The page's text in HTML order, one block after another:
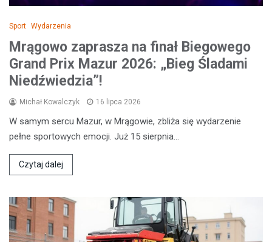
Sport Wydarzenia
Mrągowo zaprasza na finał Biegowego
Grand Prix Mazur 2026: „Bieg Śladami
Niedźwiedzia”!
Michał Kowalczyk 16 lipca 2026
W samym sercu Mazur, w Mrągowie, zbliża się wydarzenie
pełne sportowych emocji. Już 15 sierpnia…
Czytaj dalej